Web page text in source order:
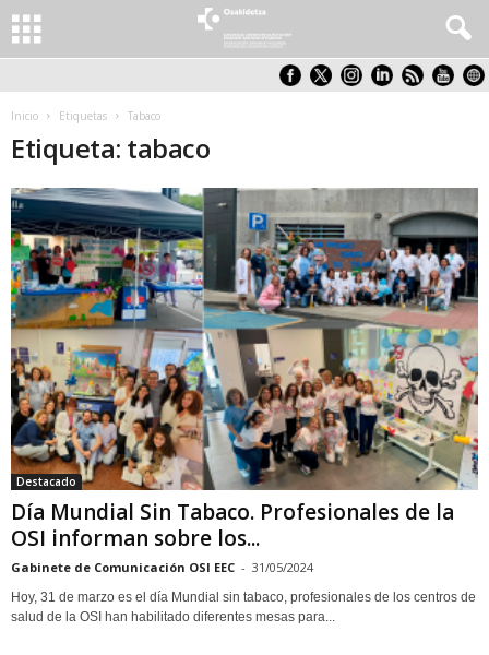
Inicio Etiquetas Tabaco
Etiqueta: tabaco
Destacado
Día Mundial Sin Tabaco. Profesionales de la
OSI informan sobre los...
Gabinete de Comunicación OSI EEC - 31/05/2024
Hoy, 31 de marzo es el día Mundial sin tabaco, profesionales de los centros de
salud de la OSI han habilitado diferentes mesas para...